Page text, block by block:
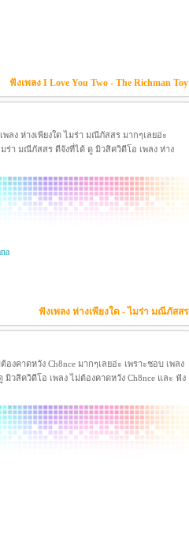
ฟังเพลง I Love You Two - The Richman Toy
ลง ห่างเพียงใด ไมร่า มณีภัสสร มากๆเลยอ่ะ
ร่า มณีภัสสร ดีจังที่ได้ ดู มิวสิควิดีโอ เพลง ห่าง
ฟังเพลง ห่างเพียงใด - ไมร่า มณีภัสสร
องคาดหวัง Ch8nce มากๆเลยอ่ะ เพราะชอบ เพลง
วสิควิดีโอ เพลง ไม่ต้องคาดหวัง Ch8nce และ ฟัง